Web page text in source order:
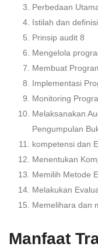
Perbedaan
Istilah dan definisi
Prinsip audit 8
Mengelola
Membuat
Implementasi
Monitoring
Melaksanakan
Pengumpulan
kompetensi dan
Menentukan
Memilih Metode
Melakukan
Memelihara dan
Manfaat